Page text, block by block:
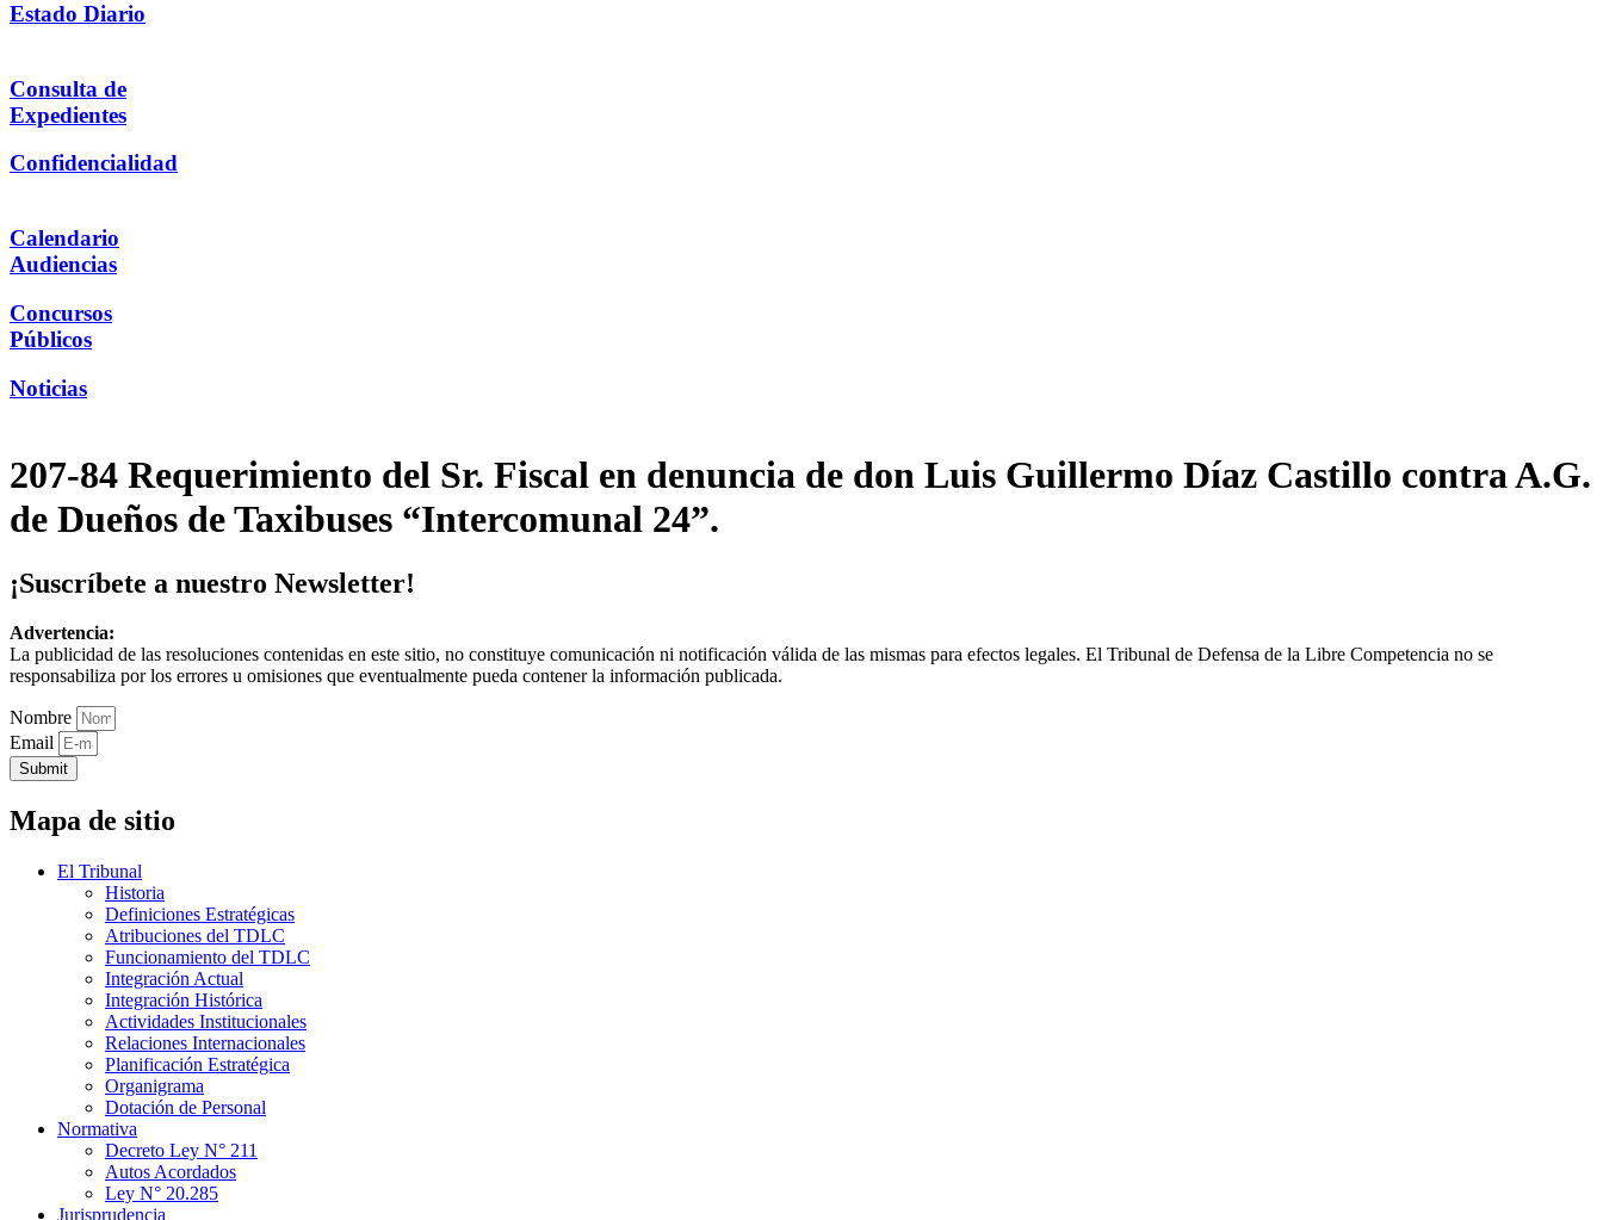
Estado Diario
Consulta de
Expedientes
Confidencialidad
Calendario
Audiencias
Concursos
Públicos
Noticias
207-84 Requerimiento del Sr. Fiscal en denuncia de don Luis Guillermo Díaz Castillo contra A.G.
de Dueños de Taxibuses “Intercomunal 24”.
¡Suscríbete a nuestro Newsletter!
Advertencia:
La publicidad de las resoluciones contenidas en este sitio, no constituye comunicación ni notificación válida de las mismas para efectos legales. El Tribunal de Defensa de la Libre Competencia no se
responsabiliza por los errores u omisiones que eventualmente pueda contener la información publicada.
Nombre
Email
Submit
Mapa de sitio
El Tribunal
Historia
Definiciones Estratégicas
Atribuciones del TDLC
Funcionamiento del TDLC
Integración Actual
Integración Histórica
Actividades Institucionales
Relaciones Internacionales
Planificación Estratégica
Organigrama
Dotación de Personal
Normativa
Decreto Ley N° 211
Autos Acordados
Ley N° 20.285
Jurisprudencia